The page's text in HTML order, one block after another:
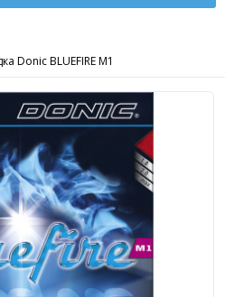
Donic BLUEFIRE M1